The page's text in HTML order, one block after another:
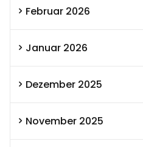
Februar 2026
Januar 2026
Dezember 2025
November 2025